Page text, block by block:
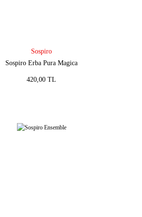
Sospiro
Sospiro Erba Pura Magica
420,00 TL